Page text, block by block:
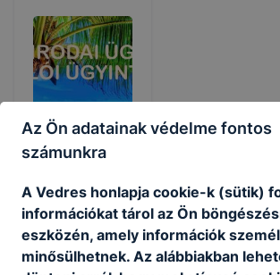
Nyári irodai
ügyelet
Az Ön adatainak védelme fontos
számunkra
A Vedres honlapja cookie-k (sütik)
információkat tárol az Ön
eszközén, amely információk
minősülhetnek. Az alábbiakban